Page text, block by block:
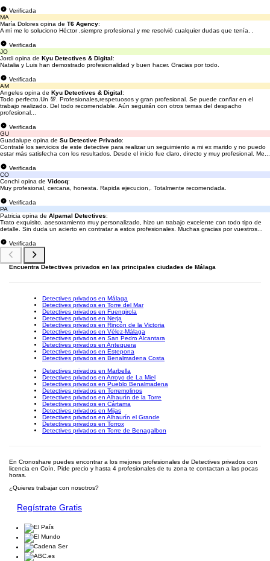
Verificada
MA
María Dolores opina de T6 Agency:
A mí me lo soluciono Héctor ,siempre profesional y me resolvió cualquier dudas que tenía. .
Verificada
JO
Jordi opina de Kyu Detectives & Digital:
Natalia y Luis han demostrado profesionalidad y buen hacer. Gracias por todo.
Verificada
AM
Angeles opina de Kyu Detectives & Digital:
Todo perfecto.Un 💯. Profesionales,respetuosos y gran profesional. Se puede confiar en el
trabajo realizado. Del todo recomendable. Aún seguirán con otros temas del despacho
profesional...
Verificada
GU
Guadalupe opina de Su Detective Privado:
Contraté los servicios de este detective para realizar un seguimiento a mi ex marido y no puedo
estar más satisfecha con los resultados. Desde el inicio fue claro, directo y muy profesional. Me...
Verificada
CO
Conchi opina de Vidocq:
Muy profesional, cercana, honesta. Rapida ejecucion,. Totalmente recomendada.
Verificada
PA
Patricia opina de Alpamal Detectives:
Trato exquisito, asesoramiento muy personalizado, hizo un trabajo excelente con todo tipo de
detalle. Sin duda un acierto en contratar a estos profesionales. Muchas gracias por vuestros...
Verificada
Encuentra Detectives privados en las principales ciudades de Málaga
Detectives privados en Málaga
Detectives privados en Torre del Mar
Detectives privados en Fuengirola
Detectives privados en Nerja
Detectives privados en Rincón de la Victoria
Detectives privados en Vélez-Málaga
Detectives privados en San Pedro Alcantara
Detectives privados en Antequera
Detectives privados en Estepona
Detectives privados en Benalmadena Costa
Detectives privados en Marbella
Detectives privados en Arroyo de La Miel
Detectives privados en Pueblo Benalmadena
Detectives privados en Torremolinos
Detectives privados en Alhaurín de la Torre
Detectives privados en Cártama
Detectives privados en Mijas
Detectives privados en Alhaurín el Grande
Detectives privados en Torrox
Detectives privados en Torre de Benagalbon
En Cronoshare puedes encontrar a los mejores profesionales de Detectives privados con
licencia en Coín. Pide precio y hasta 4 profesionales de tu zona te contactan a las pocas
horas.
¿Quieres trabajar con nosotros?
Regístrate Gratis